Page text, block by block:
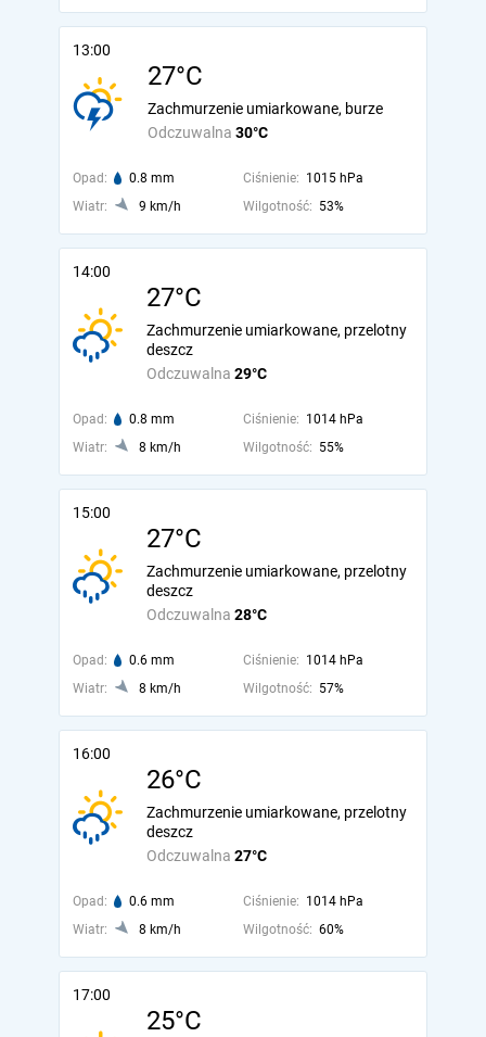
13:00
27°C
Odczuwalna 30°C
Zachmurzenie umiarkowane, burze
Opad: 0.8 mm Ciśnienie: 1015 hPa
Wiatr:
9 km/h Wilgotność: 53%
14:00
27°C
Odczuwalna 29°C
Zachmurzenie umiarkowane, przelotny
deszcz
Opad: 0.8 mm Ciśnienie: 1014 hPa
Wiatr:
8 km/h Wilgotność: 55%
15:00
27°C
Odczuwalna 28°C
Zachmurzenie umiarkowane, przelotny
deszcz
Opad: 0.6 mm Ciśnienie: 1014 hPa
Wiatr:
8 km/h Wilgotność: 57%
16:00
26°C
Odczuwalna 27°C
Zachmurzenie umiarkowane, przelotny
deszcz
Opad: 0.6 mm Ciśnienie: 1014 hPa
Wiatr:
8 km/h Wilgotność: 60%
17:00
25°C